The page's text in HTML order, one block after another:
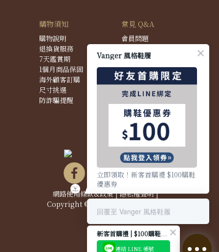
購物須知
購物說明
退換貨服務
7天鑑賞期
1個月商品保固
海外顧客訂購
尺寸挑選
防詐騙提醒
常見 Q&A
會員問題
配送問題
退換貨問題
商品問題
網路使用條款&政策|隱私權聲明|
Copyright © 2021 Vanger 風格鞋履
Vanger 風格鞋履
立即領取！新客首購禮 $100購鞋
優惠券
回覆至 Vanger 風格鞋履
新客首購禮 | $100購鞋優惠券
連結 LINE 帳號